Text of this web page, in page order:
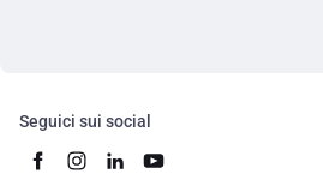
Seguici sui social